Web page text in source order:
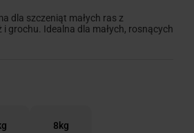
dla szczeniąt małych ras z
grochu. Idealna dla małych, rosnących
8kg